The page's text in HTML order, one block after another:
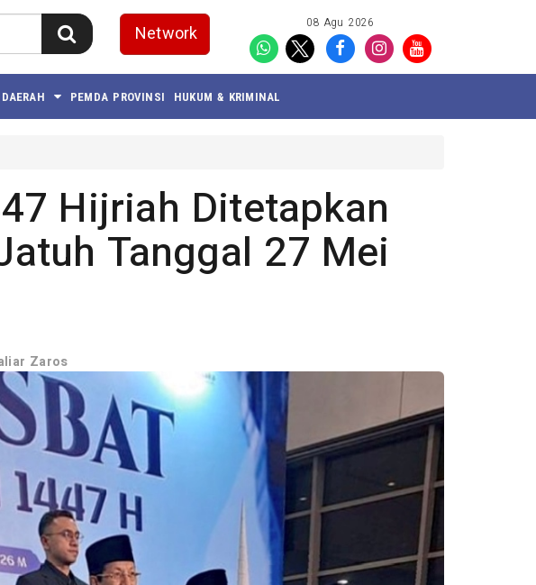
Network 08 Agu 2026
DAERAH PEMDA PROVINSI HUKUM & KRIMINAL
Hijriah Ditetapkan
Tanggal 27 Mei
Zaros